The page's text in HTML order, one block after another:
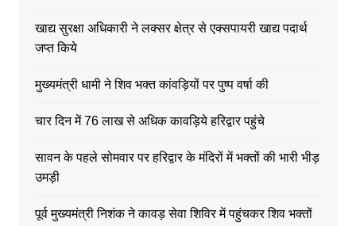
खाद्य सुरक्षा अधिकारी ने लक्सर क्षेत्र से एक्सपायरी खाद्य पदार्थ
जप्त किये
मुख्यमंत्री धामी ने शिव भक्त कांवड़ियों पर पुष्प वर्षा की
चार दिन में 76 लाख से अधिक कावड़िये हरिद्वार पहुंचे
सावन के पहले सोमवार पर हरिद्वार के मंदिरों में भक्तों की भारी भीड़
उमड़ी
पूर्व मुख्यमंत्री निशंक ने कावड़ सेवा शिविर में पहुंचकर शिव भक्तों